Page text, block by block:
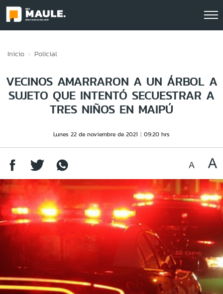
Inicio Policial
VECINOS AMARRARON A UN ÁRBOL A
SUJETO QUE INTENTÓ SECUESTRAR A
TRES NIÑOS EN MAIPÚ
Lunes 22 de noviembre de 2021 09:20 hrs